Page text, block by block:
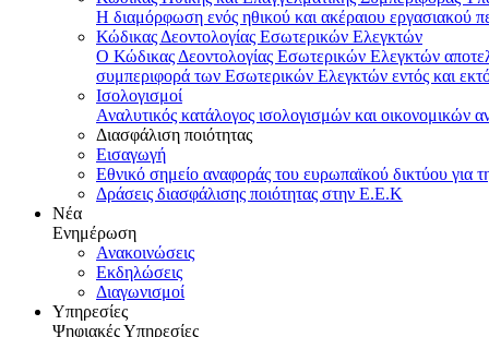
Η διαμόρφωση ενός ηθικού και ακέραιου εργασιακού
Κώδικας Δεοντολογίας Εσωτερικών Ελεγκτών
Ο Κώδικας Δεοντολογίας Εσωτερικών Ελεγκτών
συμπεριφορά των Εσωτερικών Ελεγκτών εντός και
Ισολογισμοί
Αναλυτικός κατάλογος ισολογισμών και οικονομικών
Διασφάλιση ποιότητας
Εισαγωγή
Εθνικό σημείο αναφοράς του ευρωπαϊκού δικτύου για
Δράσεις διασφάλισης ποιότητας στην Ε.Ε.Κ
Νέα
Ενημέρωση
Ανακοινώσεις
Εκδηλώσεις
Διαγωνισμοί
Υπηρεσίες
Ψηφιακές Υπηρεσίες